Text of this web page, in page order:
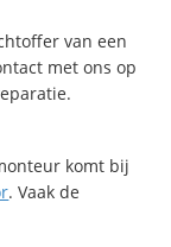
van een
met ons op
komt bij
. Vaak de